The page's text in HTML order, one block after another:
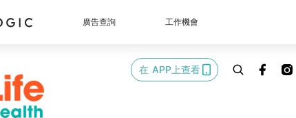
廣告查詢 工作機會
在 APP上查看